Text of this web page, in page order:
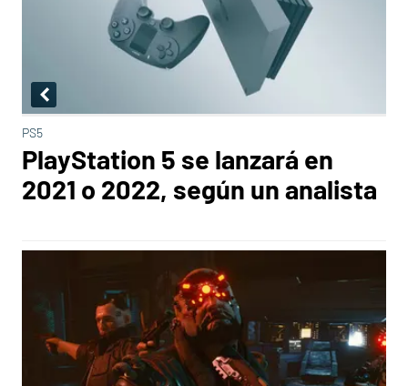
PS5
PlayStation 5 se lanzará en
2021 o 2022, según un analista